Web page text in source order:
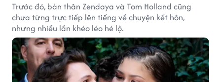
Trước đó, bản thân Zendaya và Tom Holland cũng
chưa từng trực tiếp lên tiếng về chuyện kết hôn,
nhưng nhiều lần khéo léo hé lộ.